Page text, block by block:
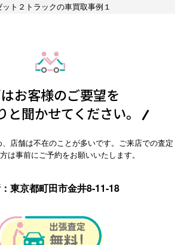
ト２トラックの車買取事例１
お客様のご要望を
と聞かせてください。
店舗は不在のことが多いです。ご来店での査定
は事前にご予約をお願いいたします。
東京都町田市金井8-11-18